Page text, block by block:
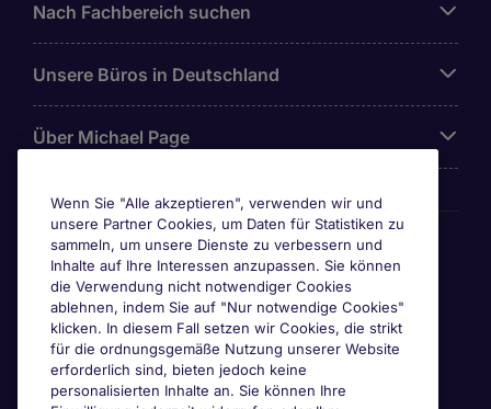
Nach Fachbereich suchen
Unsere Büros in Deutschland
Über Michael Page
Awards & Zertifizierungen
Wenn Sie "Alle akzeptieren", verwenden wir und
unsere Partner Cookies, um Daten für Statistiken zu
sammeln, um unsere Dienste zu verbessern und
Inhalte auf Ihre Interessen anzupassen. Sie können
die Verwendung nicht notwendiger Cookies
ablehnen, indem Sie auf "Nur notwendige Cookies"
klicken. In diesem Fall setzen wir Cookies, die strikt
für die ordnungsgemäße Nutzung unserer Website
erforderlich sind, bieten jedoch keine
personalisierten Inhalte an. Sie können Ihre